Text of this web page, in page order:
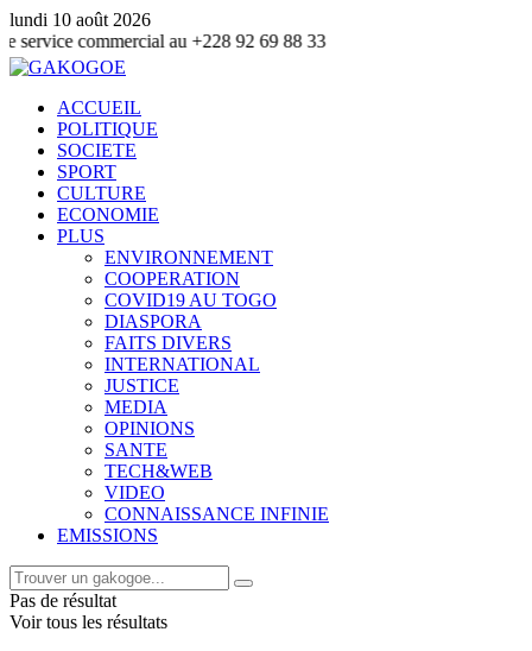
lundi 10 août 2026
au +228 92 69 88 33
ACCUEIL
POLITIQUE
SOCIETE
SPORT
CULTURE
ECONOMIE
PLUS
ENVIRONNEMENT
COOPERATION
COVID19 AU TOGO
DIASPORA
FAITS DIVERS
INTERNATIONAL
JUSTICE
MEDIA
OPINIONS
SANTE
TECH&WEB
VIDEO
CONNAISSANCE INFINIE
EMISSIONS
Pas de résultat
Voir tous les résultats